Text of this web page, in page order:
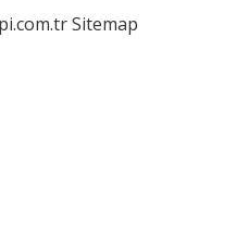
Sitemap